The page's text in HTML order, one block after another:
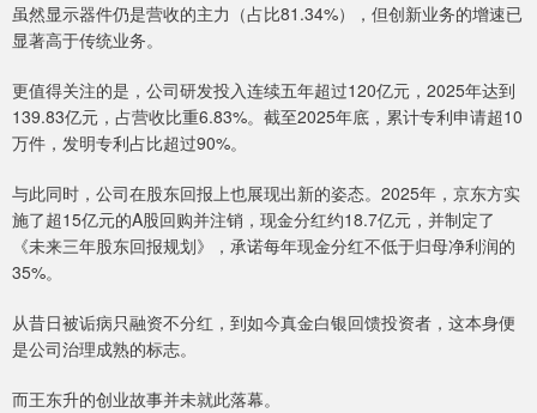
虽然显示器件仍是营收的主力（占比81.34%），但创新业务的增速已
显著高于传统业务。
更值得关注的是，公司研发投入连续五年超过120亿元，2025年达到
139.83亿元，占营收比重6.83%。截至2025年底，累计专利申请超10
万件，发明专利占比超过90%。
与此同时，公司在股东回报上也展现出新的姿态。2025年，京东方实
施了超15亿元的A股回购并注销，现金分红约18.7亿元，并制定了
《未来三年股东回报规划》，承诺每年现金分红不低于归母净利润的
35%。
从昔日被诟病只融资不分红，到如今真金白银回馈投资者，这本身便
是公司治理成熟的标志。
而王东升的创业故事并未就此落幕。